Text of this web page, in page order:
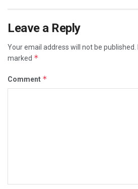
Leave a Reply
Your email address will not be published.
marked *
Comment *